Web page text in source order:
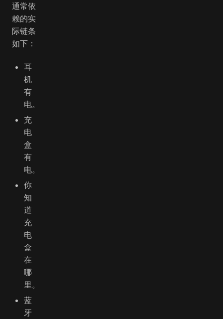
通常依
赖的实
际链条
如下：
耳
机
有
电。
充
电
盒
有
电。
你
知
道
充
电
盒
在
哪
里。
蓝
牙